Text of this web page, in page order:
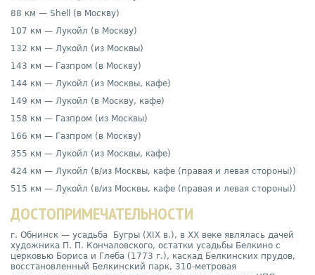
88 км — Shell (в Москву)
107 км — Лукойл (в Москву)
132 км — Лукойл (из Москвы)
143 км — Газпром (в Москву)
144 км — Лукойл (из Москвы, кафе)
149 км — Лукойл (в Москву, кафе)
158 км — Газпром (из Москвы)
166 км — Газпром (в Москву)
355 км — Лукойл (из Москвы, кафе)
424 км — Лукойл (в/из Москвы, кафе (правая и левая стороны))
515 км — Лукойл (в/из Москвы, кафе (правая и левая стороны))
ДОСТОПРИМЕЧАТЕЛЬНОСТИ
г. Обнинск — усадьба Бугры (XIX в.), в XX веке являлась дачей
художника П. П. Кончаловского, остатки усадьбы Белкино с
церковью Бориса и Глеба (1773 г.), каскад Белкинских прудов,
восстановленный Белкинский парк, 310-метровая